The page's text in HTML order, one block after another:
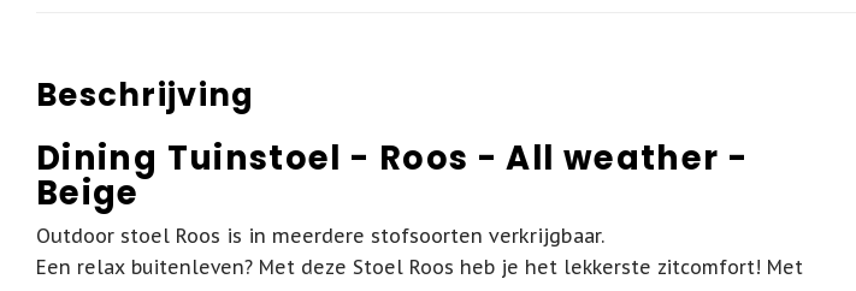
Beschrijving
Dining Tuinstoel - Roos - All weather -
Beige
Outdoor stoel Roos is in meerdere stofsoorten verkrijgbaar.
Een relax buitenleven? Met deze Stoel Roos heb je het lekkerste zitcomfort! Met